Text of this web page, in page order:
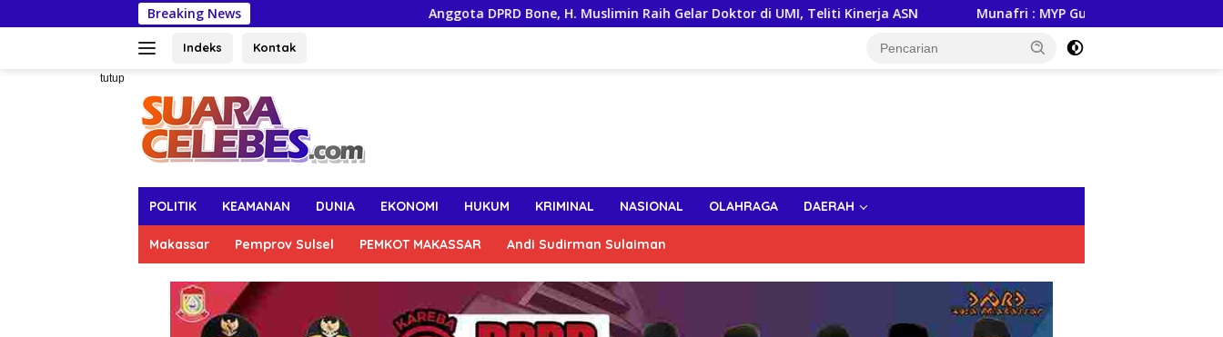
ke
Breaking News Anggota DPRD Bone, H. Muslimin Raih Gelar Doktor di UMI, Teliti Kinerja ASN Munafri : MYP Gubernur Sulsel, Andi Sudirman Jadi
Indeks Kontak
tutup
POLITIK KEAMANAN DUNIA EKONOMI HUKUM KRIMINAL NASIONAL OLAHRAGA DAERAH
Makassar Pemprov Sulsel PEMKOT MAKASSAR Andi Sudirman Sulaiman